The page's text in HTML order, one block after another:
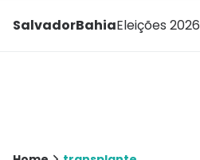
SalvadorBahiaEleições 2026